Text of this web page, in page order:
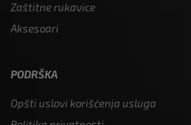
Zaštitne rukavice
Aksesoari
PODRŠKA
Opšti uslovi korišćenja usluga